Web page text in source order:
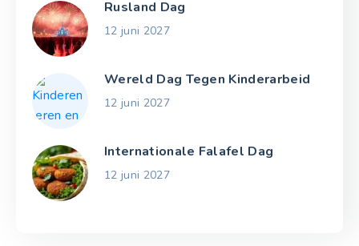
Rusland Dag
12 juni 2027
Wereld Dag Tegen Kinderarbeid
12 juni 2027
Internationale Falafel Dag
12 juni 2027